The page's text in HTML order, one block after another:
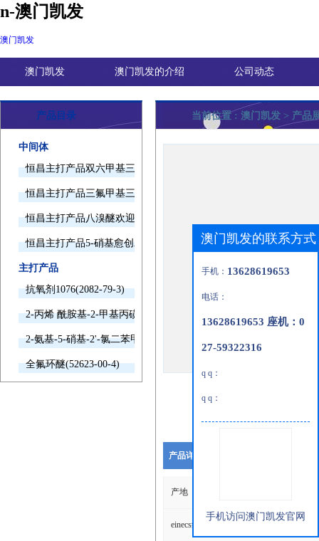
n-澳门凯发
澳门凯发
澳门凯发 澳门凯发的介绍 公司动态
产品目录
中间体
恒昌主打产品双六甲基三胺欢迎询价
恒昌主打产品三氟甲基三甲基硅烷欢迎询价
恒昌主打产品八溴醚欢迎询价
恒昌主打产品5-硝基愈创木酚钠欢迎询价
主打产品
抗氧剂1076(2082-79-3)
2-丙烯 酰胺基-2-甲基丙磺酸(15214-89-8)
2-氨基-5-硝基-2'-氯二苯甲酮(2011-66-7)
全氟环醚(52623-00-4)
当前位置 : 澳门凯发 > 产品
产品详细说明
产地
einecs编号
澳门凯发的联系方式
手机： 13628619653
电话：
13628619653 座机：0
27-59322316
q q：
q q：
手机访问澳门凯发官网